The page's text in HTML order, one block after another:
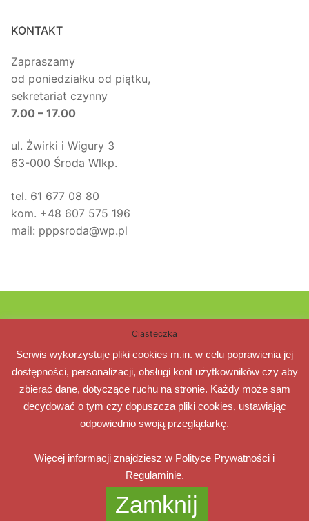
KONTAKT
Zapraszamy
od poniedziałku od piątku,
sekretariat czynny
7.00 – 17.00
ul. Żwirki i Wigury 3
63-000 Środa Wlkp.
tel. 61 677 08 80
kom. +48 607 575 196
mail: pppsroda@wp.pl
63-000 Środa Wlkp.
ul. Żwirki i Wigury 3
e-mail: pppsroda@wp.pl
Poradnia Psychologiczno-Pedagogiczna
Ciasteczka
Serwis wykorzystuje pliki cookies m.in. w celu poprawienia jej
dostępności, personalizacji, obsługi kont użytkowników czy aby
zbierać dane, dotyczące ruchu na stronie. Każdy może sam
decydować o tym czy dopuszcza pliki cookies, ustawiając
odpowiednio swoją przeglądarkę.
Więcej informacji znajdziesz w Polityce Prywatności i
Regulaminie.
Zamknij